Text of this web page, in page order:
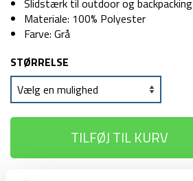
Slidstærk til outdoor og backpacking
Materiale: 100% Polyester
Farve: Grå
STØRRELSE
TILFØJ TIL KURV